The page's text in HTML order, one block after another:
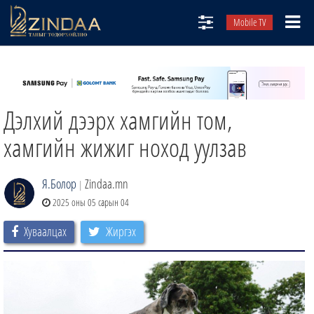
Mobile TV
ТВ8
ӨГЛӨӨНИЙ СОНИН
АУДИО ЗОХИОЛ
Дэлхий дээрх хамгийн том,
хамгийн жижиг ноход уулзав
Я.Болор | Zindaa.mn
2025 оны 05 сарын 04
Хуваалцах Жиргэх